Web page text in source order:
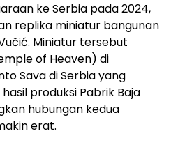
ke Serbia pada 2024,
replika miniatur bangunan
Miniatur tersebut
of Heaven) di
Sava di Serbia yang
produksi Pabrik Baja
hubungan kedua
erat.